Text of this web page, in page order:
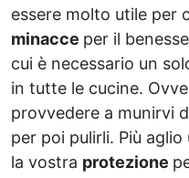
essere molto utile per
minacce per il
cui è necessario un
in tutte le cucine.
provvedere a munirvi
per poi pulirli. Più
la vostra protezione